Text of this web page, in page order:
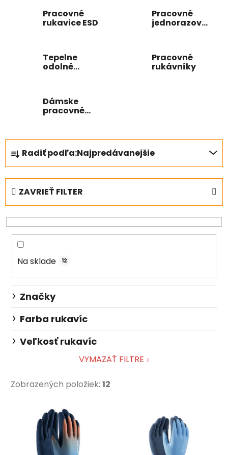
Pracovné
rukavice ESD
Pracovné
jednorazové
Tepelne
odolné
Pracovné
rukávníky
Dámske
pracovné
R
a
d
e
n
i
e
p
d
u
k
o
Radiť podľa:Najpredávanejšie
ZAVRIEŤ FILTER
Na sklade 12
Značky
Farba rukavíc
Veľkosť rukavíc
VYMAZAŤ FILTRE
Zobrazených položiek: 12